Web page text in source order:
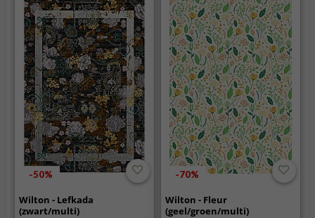
-50%
Wilton - Lefkada
(zwart/multi)
-70%
Wilton - Fleur
(geel/groen/multi)